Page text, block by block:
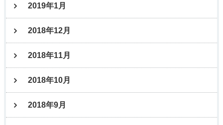
2019年1月
2018年12月
2018年11月
2018年10月
2018年9月